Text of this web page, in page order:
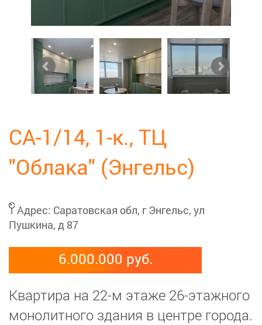
СА-1/14, 1-к., ТЦ
"Облака" (Энгельс)
Адрес: Саратовская обл, г Энгельс, ул
Пушкина, д 87
6.000.000 руб.
Квартира на 22-м этаже 26-этажного
монолитного здания в центре города.